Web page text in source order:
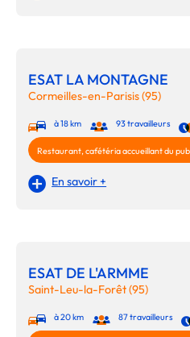
ESAT LA MONTAGNE
Cormeilles-en-Parisis (95)
à 18 km 93 travailleurs
Restaurant, cafétéria accueillant du
En savoir +
ESAT DE L'ARMME
Saint-Leu-la-Forêt (95)
à 20 km 87 travailleurs